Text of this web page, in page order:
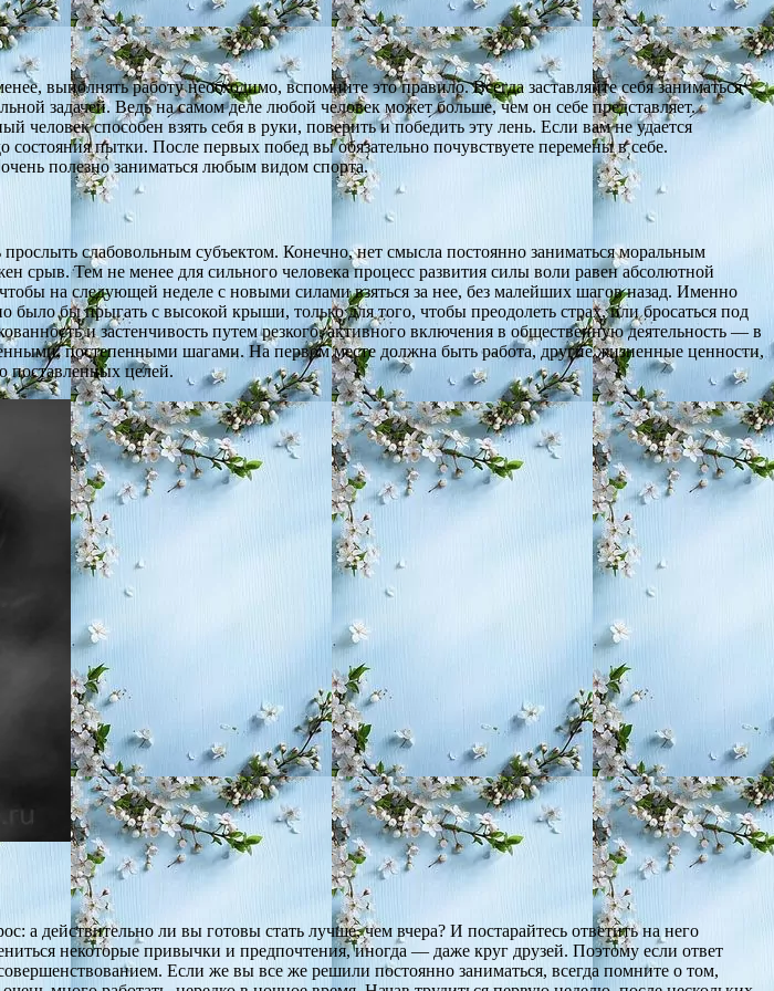
выполнять работу необходимо, вспомните это правило. Всегда заставляйте себя заниматься
задачей. Ведь на самом деле любой человек может больше, чем он себе представляет.
способен взять себя в руки, поверить и победить эту лень. Если вам не удается
состояния пытки. После первых побед вы обязательно почувствуете перемены в себе.
полезно заниматься любым видом спорта.
слабовольным субъектом. Конечно, нет смысла постоянно заниматься моральным
срыв. Тем не менее для сильного человека процесс развития силы воли равен абсолютной
на следующей неделе с новыми силами взяться за нее, без малейших шагов назад. Именно
бы прыгать с высокой крыши, только для того, чтобы преодолеть страх, или бросаться под
и застенчивость путем резкого, активного включения в общественную деятельность — в
постепенными шагами. На первом месте должна быть работа, другие жизненные ценности,
поставленных целей.
а действительно ли вы готовы стать лучше, чем вчера? И постарайтесь ответить на него
некоторые привычки и предпочтения, иногда — даже круг друзей. Поэтому если ответ
Если же вы все же решили постоянно заниматься, всегда помните о том,